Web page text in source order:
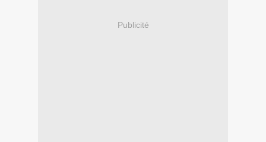
Publicité